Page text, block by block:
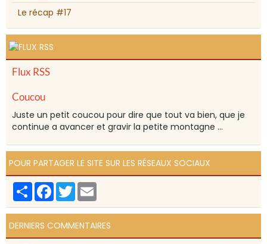
Le récap #17
Flux RSS
Coucou
Juste un petit coucou pour dire que tout va bien, que je
continue a avancer et gravir la petite montagne ...
POUR PARTAGER LE SITE SUR LES RÉSEAUX SOCIAUX
PartagerFacebook
Twitter
DERNIERS COMMENTAIRES